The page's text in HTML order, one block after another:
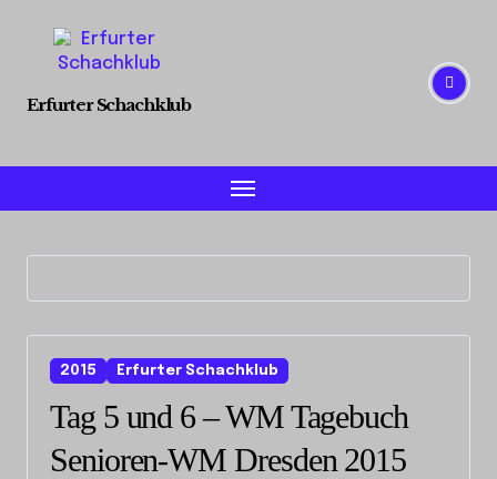
content
Erfurter Schachklub
2015 Erfurter Schachklub
Tag 5 und 6 – WM Tagebuch
Senioren-WM Dresden 2015